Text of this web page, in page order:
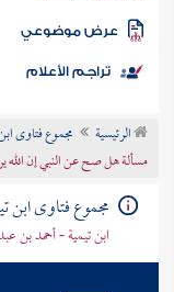
الكتب
موضوعي
تراجم الأعلام
الرئيسية مجموع فتاوى
مسألة هل صح عن النبي إن الله
مجموع فتاوى ابن
ابن تيمية - أحمد بن